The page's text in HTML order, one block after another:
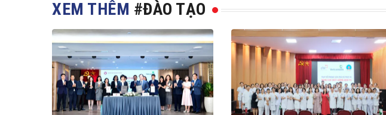
XEM THÊM #ĐÀO TẠO